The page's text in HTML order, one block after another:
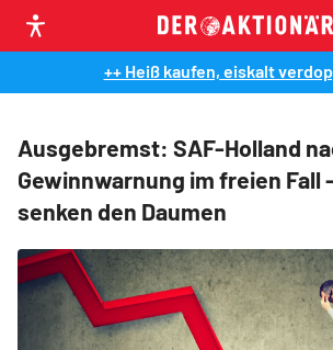
++ Heiß kaufen, eiskalt
Ausgebremst: SAF-Holland
Gewinnwarnung im freien Fall
senken den Daumen